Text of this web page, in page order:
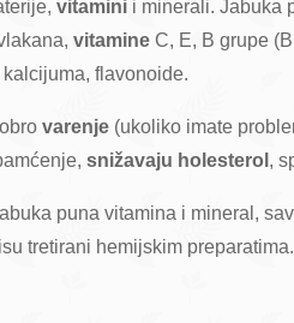
vitamini i minerali. Jabuka
vitamine C, E, B grupe
flavonoide.
varenje (ukoliko imate
snižavaju holesterol ,
puna vitamina i mineral,
tretirani hemijskim preparatima.